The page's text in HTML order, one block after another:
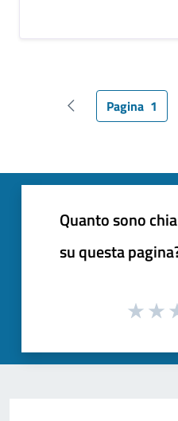
Pagina precedente
Pagina 1
Quanto sono
su questa